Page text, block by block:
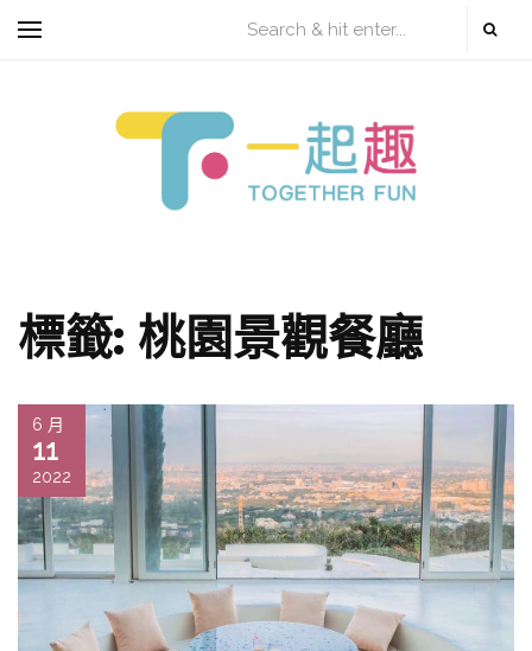
標籤: 桃園景觀餐廳
6 月
11
2022